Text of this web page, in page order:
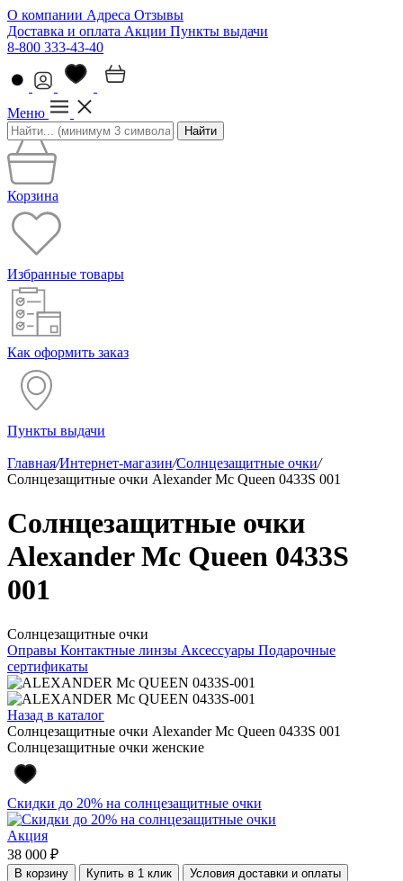
О компании Адреса Отзывы
Доставка и оплата Акции Пункты выдачи
8-800 333-43-40
Меню
Найти
Корзина
Избранные товары
Как оформить заказ
Пункты выдачи
Главная/Интернет-магазин/Солнцезащитные очки/
Солнцезащитные очки Alexander Mc Queen 0433S 001
Солнцезащитные очки
Alexander Mc Queen 0433S
001
Солнцезащитные очки
Оправы Контактные линзы Аксессуары Подарочные
сертификаты
Назад в каталог
Солнцезащитные очки Alexander Mc Queen 0433S 001
Солнцезащитные очки женские
Скидки до 20% на солнцезащитные очки
Акция
38 000 ₽
В корзину Купить в 1 клик Условия доставки и оплаты